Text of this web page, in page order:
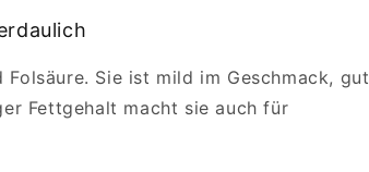
Sie ist mild im Geschmack, gut
Fettgehalt macht sie auch für